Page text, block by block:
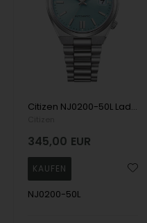
Citizen NJ0200-50L Ladies Watch Tsuyosa Automatic 37mm 5ATM Wristwatch
345,00 EUR
NJ0200-50L